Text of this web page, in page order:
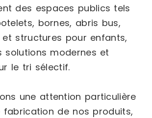
des espaces publics tels
bornes, abris bus,
et structures pour enfants,
solutions modernes et
le tri sélectif.
une attention particulière
fabrication de nos produits,